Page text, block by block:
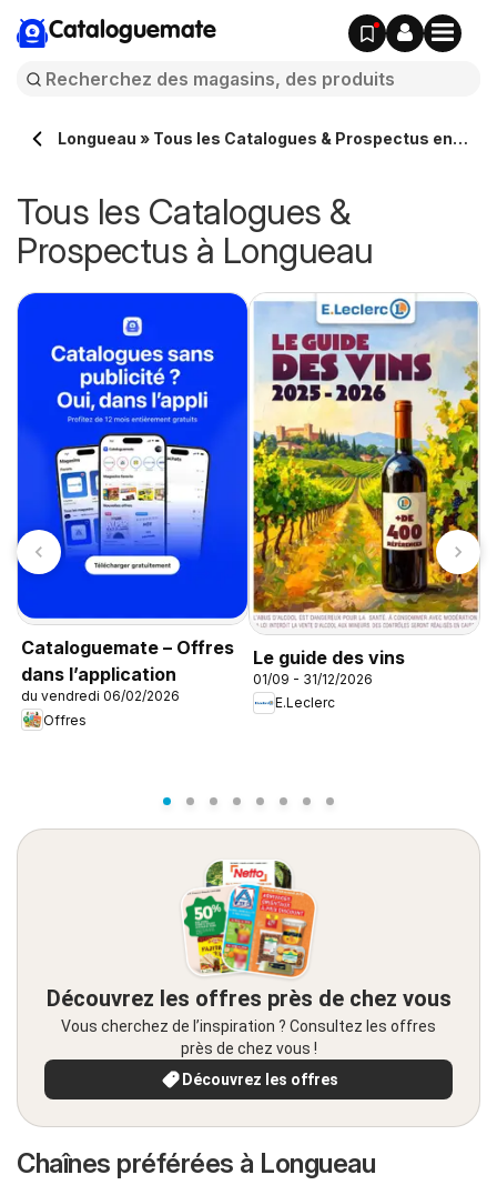
Cataloguemate
Longueau » Tous les Catalogues & Prospectus en
Tous les Catalogues &
Prospectus à Longueau
Cataloguemate – Offres
dans l’application
du vendredi 06/02/2026
Offres
Le guide des vins
01/09 - 31/12/2026
E.Leclerc
Découvrez les offres près de chez vous
Vous cherchez de l’inspiration ? Consultez les offres
près de chez vous !
Découvrez les offres
Chaînes préférées à Longueau